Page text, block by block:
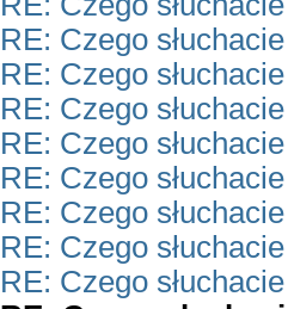
RE: Czego
RE: Czego
RE: Czego
RE: Czego
RE: Czego
RE: Czego
RE: Czego
RE: Czego